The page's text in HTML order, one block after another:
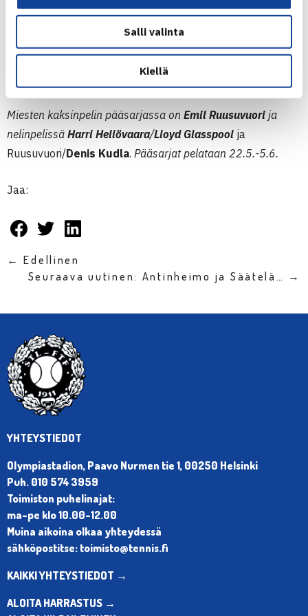
Salli valinta
Kiellä
Miesten kaksinpelin pääsarjassa on Emil Ruusuvuori ja
nelinpelissä Harri Heliövaara/Lloyd Glasspool ja
Ruusuvuori/Denis Kudla. Pääsarjat pelataan 22.5.-5.6.
Jaa:
← Edellinen
Seuraava uutinen: Antinheimo ja Säätelä… →
YHTEYSTIEDOT
Olympiastadion, Paavo Nurmen tie 1, 00250 Helsinki
Puh. 010 574 3959
Toimiston puhelinajat:
ma-pe klo 10.00-12.00
Muina aikoina olkaa yhteydessä
sähköpostitse: toimisto@tennis.fi
KAIKKI YHTEYSTIEDOT →
ALOITA HARRASTUS →